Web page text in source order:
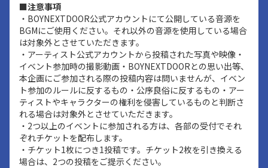
■注意事項
・BOYNEXTDOOR公式アカウントにて公開している音源を
BGMにご使用ください。それ以外の音源を使用している場合
は対象外とさせていただきます。
・アーティスト公式アカウントから投稿された写真や映像・
イベント参加時の撮影動画・BOYNEXTDOORとの思い出等、
本企画にご参加される際の投稿内容は問いませんが、イベン
ト参加のルールに反するもの・公序良俗に反するもの・アー
ティストやキャラクターの権利を侵害しているものと判断さ
れる場合は対象外とさせていただきます。
・2つ以上のイベントに参加される方は、各部の受付でそれ
ぞれチケットを配布します。
・チケット1枚につき1投稿です。チケット2枚を引き換える
場合は、2つの投稿をご提示ください。